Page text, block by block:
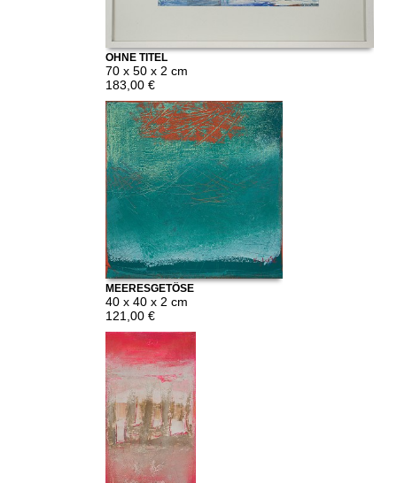
OHNE TITEL
70 x 50 x 2 cm
183,00 €
MEERESGETÖSE
40 x 40 x 2 cm
121,00 €